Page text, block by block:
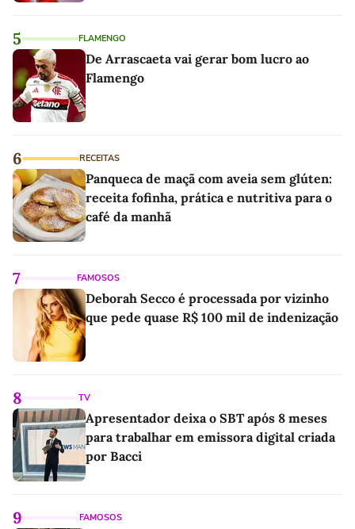
5 FLAMENGO
De Arrascaeta vai gerar bom lucro ao
Flamengo
6 RECEITAS
Panqueca de maçã com aveia sem glúten:
receita fofinha, prática e nutritiva para o
café da manhã
7 FAMOSOS
Deborah Secco é processada por vizinho
que pede quase R$ 100 mil de indenização
8 TV
Apresentador deixa o SBT após 8 meses
para trabalhar em emissora digital criada
por Bacci
9 FAMOSOS